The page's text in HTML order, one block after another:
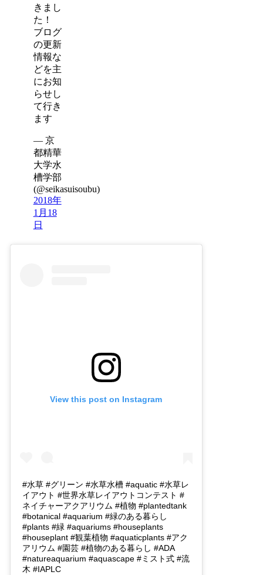
きまし
た！
ブログ
の更新
情報な
どを主
にお知
らせし
て行き
ます
— 京
都精華
大学水
槽学部
(@seikasuisoubu)
2018年
1月18
日
View this post on Instagram
#水草 #グリーン #水草水槽 #aquatic #水草レ
イアウト #世界水草レイアウトコンテスト #
ネイチャーアクアリウム #植物 #plantedtank
#botanical #aquarium #緑のある暮らし
#plants #緑 #aquariums #houseplants
#houseplant #観葉植物 #aquaticplants #アク
アリウム #園芸 #植物のある暮らし #ADA
#natureaquarium #aquascape #ミスト式 #流
木 #IAPLC